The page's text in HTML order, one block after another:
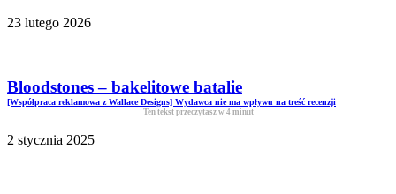
23 lutego 2026
Bloodstones – bakelitowe batalie
[Współpraca reklamowa z Wallace Designs] Wydawca nie ma wpływu na treść recenzji
Ten tekst przeczytasz w 4 minut
2 stycznia 2025